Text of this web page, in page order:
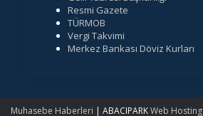
Resmi Gazete
TÜRMOB
Vergi Takvimi
Merkez Bankası Döviz Kurları
Muhasebe Haberleri | ABACIPARKWeb Hosting